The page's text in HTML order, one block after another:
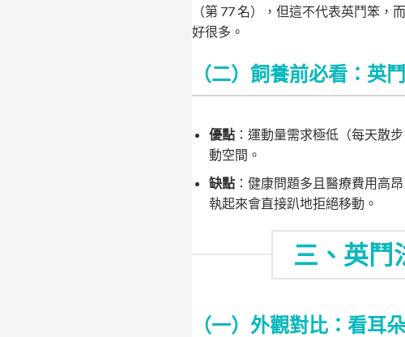
（第 77 名），但這不代表英鬥笨
好很多。
（二）飼養前必看：英
優點：運動量需求極低（每天散
動空間。
缺點：健康問題多且醫療費用高昂
執起來會直接趴地拒絕移動。
三、英鬥
（一）外觀對比：看耳